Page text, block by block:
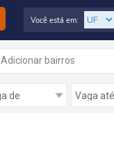
Você está em:
Adicionar bairros